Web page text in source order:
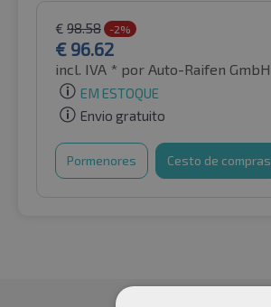
€ 98.58 -2%
€ 96.62
incl. IVA * por Auto-Raifen GmbH
EM ESTOQUE
Envio gratuito
Pormenores Cesto de compras